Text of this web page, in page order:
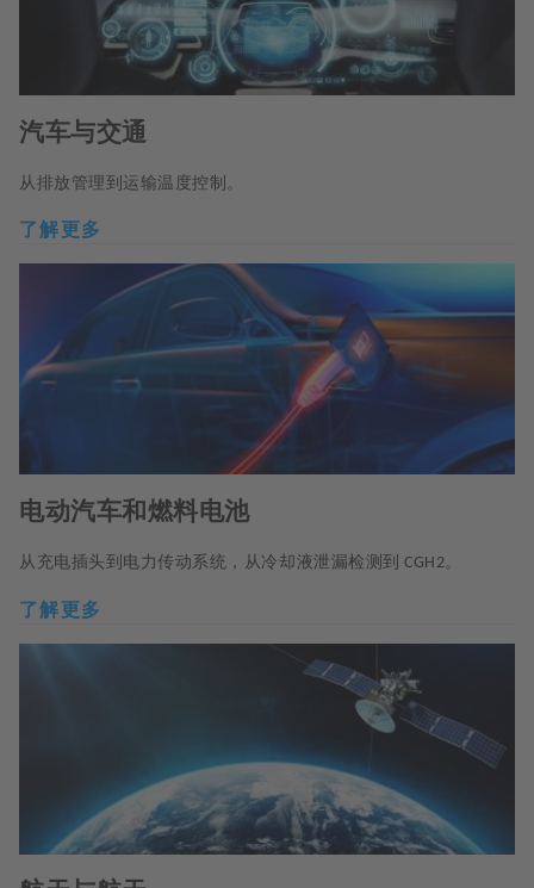
汽车与交通
从排放管理到运输温度控制。
了解更多
电动汽车和燃料电池
从充电插头到电力传动系统，从冷却液泄漏检测到 CGH2。
了解更多